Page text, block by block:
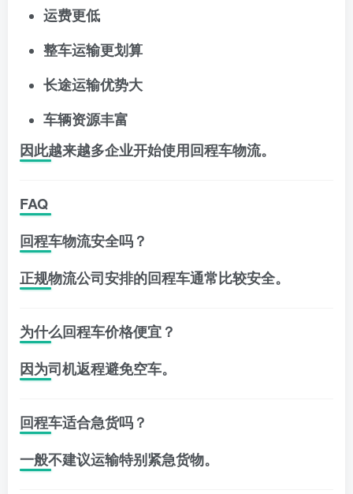
运费更低
整车运输更划算
长途运输优势大
车辆资源丰富
因此越来越多企业开始使用回程车物流。
FAQ
回程车物流安全吗？
正规物流公司安排的回程车通常比较安全。
为什么回程车价格便宜？
因为司机返程避免空车。
回程车适合急货吗？
一般不建议运输特别紧急货物。